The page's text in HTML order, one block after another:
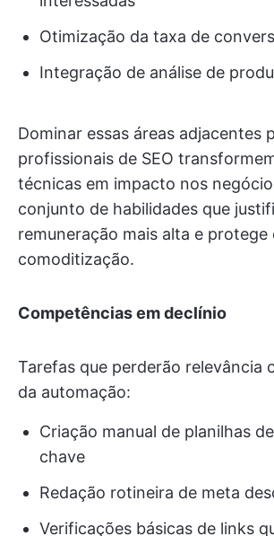
Otimização da taxa de
Integração de análise de
Dominar essas áreas adjacentes
profissionais de SEO
técnicas em impacto nos
conjunto de habilidades que
remuneração mais alta e protege
comoditização.
Competências em declínio
Tarefas que perderão relevância
da automação:
Criação manual de planilhas
chave
Redação rotineira de meta
Verificações básicas de links